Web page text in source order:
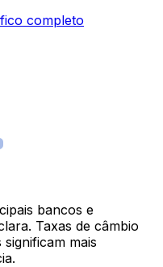
completo
bancos e
Taxas de câmbio
mais